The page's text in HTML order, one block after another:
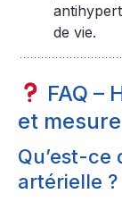
de vie.
FAQ –
et
Qu’est-ce
artérielle ?